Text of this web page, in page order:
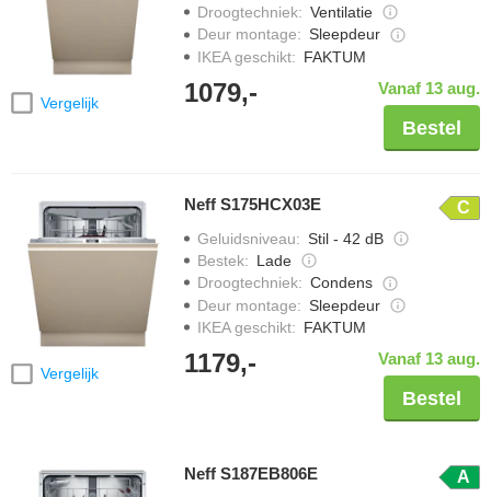
Vergelijk
Droogtechniek: Ventilatie
Deur montage: Sleepdeur
IKEA geschikt: FAKTUM
1079,- Vanaf 13 aug.
Bestel
Vergelijk
Neff S175HCX03E C
Geluidsniveau: Stil - 42 dB
Bestek: Lade
Droogtechniek: Condens
Deur montage: Sleepdeur
IKEA geschikt: FAKTUM
1179,- Vanaf 13 aug.
Bestel
Neff S187EB806E A